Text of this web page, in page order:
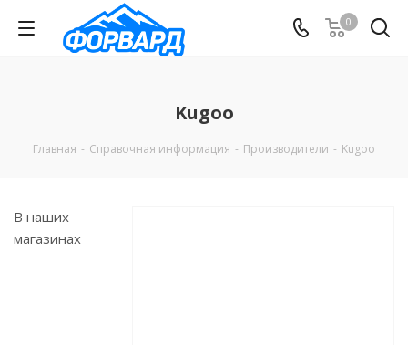
0
Kugoo
Главная - Справочная информация - Производители - Kugoo
В наших
магазинах